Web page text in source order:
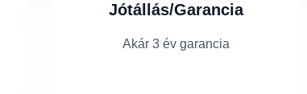
Jótállás/Garancia
Akár 3 év garancia